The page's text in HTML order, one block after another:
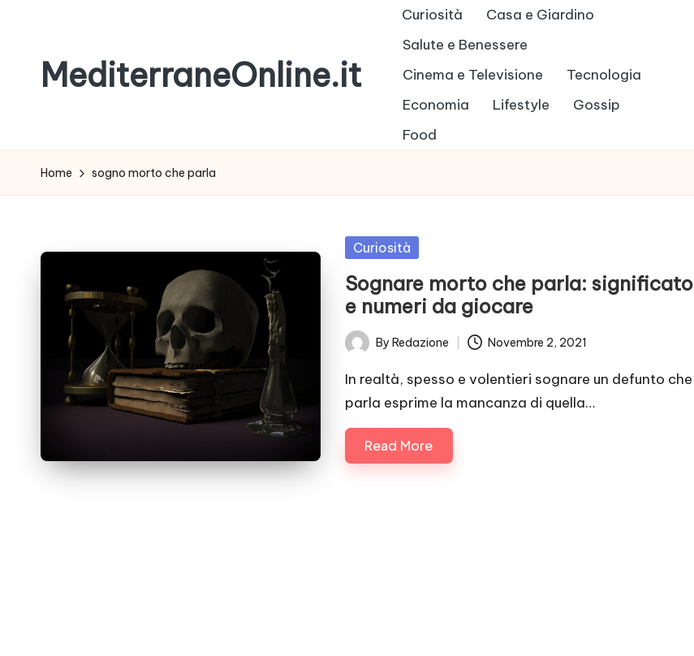
contentMediterraneOnline.it
aggiornato
con
le
News
Curiosità
Casa e Giardino
Salute e Benessere
Cinema e Televisione
Tecnologia
Economia
Lifestyle
Gossip
Food
Home sogno morto che parla
Posted
Curiosità
Sognare morto che parla: significato
e numeri da giocare
Posted
by
By Redazione Novembre 2, 2021
In realtà, spesso e volentieri sognare un defunto che
parla esprime la mancanza di quella…
Read More